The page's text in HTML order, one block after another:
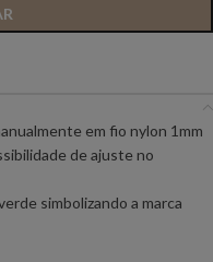
em fio nylon 1mm
de ajuste no
simbolizando a marca